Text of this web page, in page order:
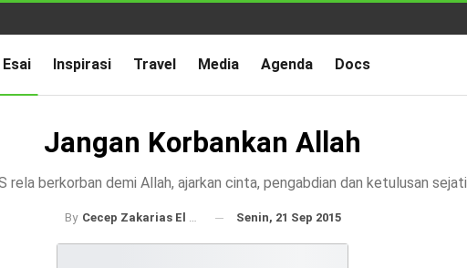
Esai Inspirasi Travel Media Agenda Docs
Jangan Korbankan Allah
rela berkorban demi Allah, ajarkan cinta, pengabdian dan ketulusan sejati
By Cecep Zakarias El Bilad Senin, 21 Sep 2015